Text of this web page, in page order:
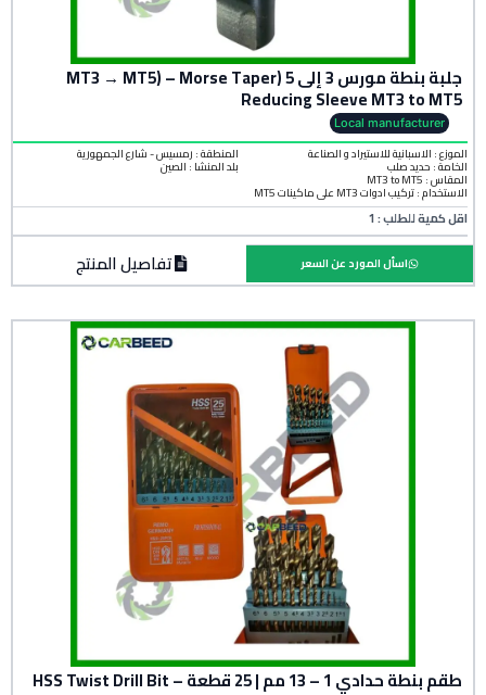
جلبة بنطة مورس 3 إلى 5 (MT3 → MT5) – Morse Taper
Reducing Sleeve MT3 to MT5
Local manufacturer
الموزع : الاسبانية للاستيراد و الصناعة
الخامة : حديد صلب
المنطقة : رمسيس - شارع الجمهورية
بلد المنشأ :الصين
المقاس : MT3 to MT5
الاستخدام : تركيب أدوات MT3 على ماكينات MT5
اقل كمية للطلب : 1
تفاصيل المنتج اسأل المورد عن السعر
طقم بنطة حدادي 1 – 13 مم | 25 قطعة – HSS Twist Drill Bit